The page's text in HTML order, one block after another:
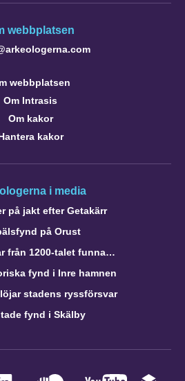
webbplatsen
webbplatsen
Om Intrasis
Om kakor
kakor
i media
på jakt efter Getakärr
på Orust
från 1200-talet funna…
fynd i Inre hamnen
stadens ryssförsvar
fynd i Skälby